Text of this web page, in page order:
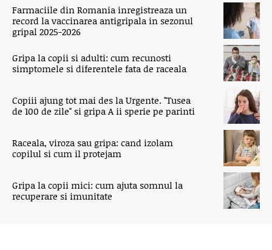
Farmaciile din Romania inregistreaza un
record la vaccinarea antigripala in sezonul
gripal 2025-2026
Gripa la copii si adulti: cum recunosti
simptomele si diferentele fata de raceala
Copiii ajung tot mai des la Urgente. "Tusea
de 100 de zile" si gripa A ii sperie pe parinti
Raceala, viroza sau gripa: cand izolam
copilul si cum il protejam
Gripa la copii mici: cum ajuta somnul la
recuperare si imunitate